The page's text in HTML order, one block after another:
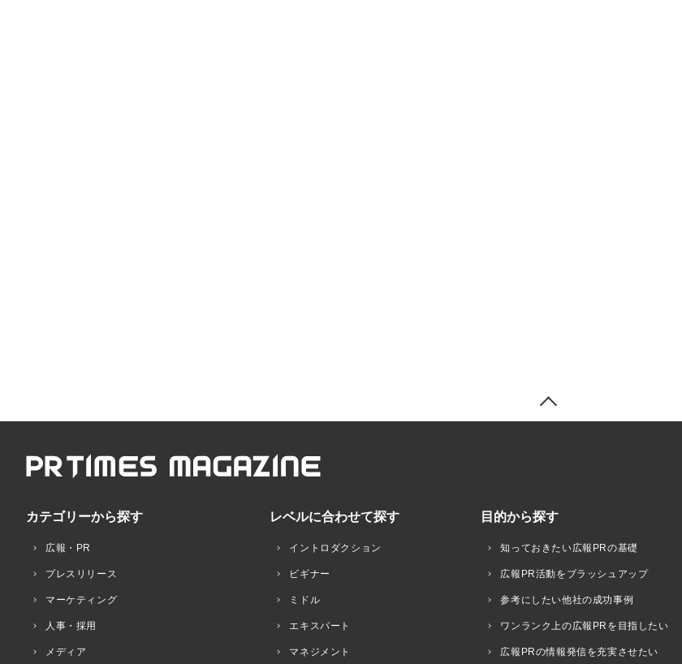
カテゴリーから探す
広報・PR
プレスリリース
マーケティング
人事・採用
メディア
レベルに合わせて探す
イントロダクション
ビギナー
ミドル
エキスパート
マネジメント
目的から探す
知っておきたい広報PRの基礎
広報PR活動をブラッシュアップ
参考にしたい他社の成功事例
ワンランク上の広報PRを目指したい
広報PRの情報発信を充実させたい